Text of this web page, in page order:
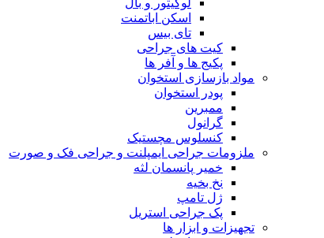
لوکیتور و بال
اسکن اباتمنت
تای بیس
کیت های جراحی
پکیج ها و آفر ها
مواد بازسازی استخوان
پودر استخوان
ممبرین
گرانول
کنسلوس مچستیک
ملزومات جراحی ایمپلنت و جراحی فک و صورت
خمیر پانسمان لثه
نخ بخیه
ژل تامپ
پک جراحی استریل
تجهیزات و ابزار ها